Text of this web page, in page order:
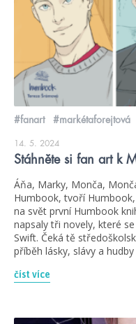
#fanart #markétaforejtová
14. 5. 2024
Stáhněte si fan art k
Áňa, Marky, Monča,
Humbook, tvoří
na svět první Humbook
napsaly tři novely, které
Swift. Čeká tě
příběh lásky, slávy a
číst více